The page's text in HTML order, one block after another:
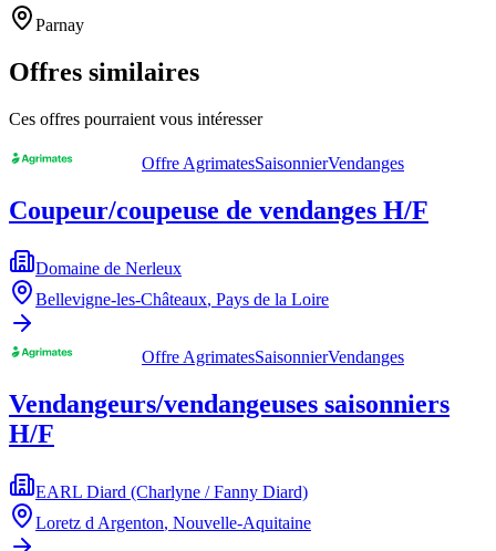
Parnay
Offres similaires
Ces offres pourraient vous intéresser
Offre AgrimatesSaisonnierVendanges
Coupeur/coupeuse de vendanges H/F
Domaine de Nerleux
Bellevigne-les-Châteaux, Pays de la Loire
Offre AgrimatesSaisonnierVendanges
Vendangeurs/vendangeuses saisonniers
H/F
EARL Diard (Charlyne / Fanny Diard)
Loretz d Argenton, Nouvelle-Aquitaine